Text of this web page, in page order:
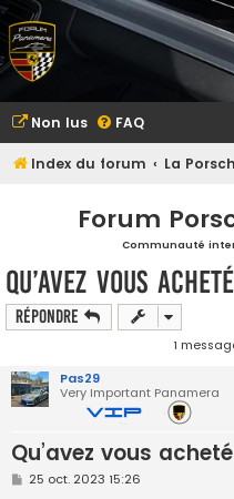
Non lus FAQ
Index du forum La
Forum
Communauté
Qu’avez vous
Répondre
1
Pas29
Very Important Panamera
Qu’avez vous
M
25 oct. 2023 15:26